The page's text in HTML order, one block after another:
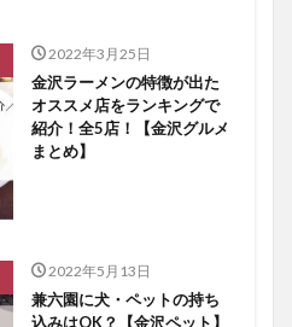
2022年3月25日
金沢ラーメンの特徴が出た
オススメ店をランキングで
紹介！全5店！【金沢グルメ
まとめ】
2022年5月13日
兼六園に犬・ペットの持ち
込みはOK？【金沢ペット】